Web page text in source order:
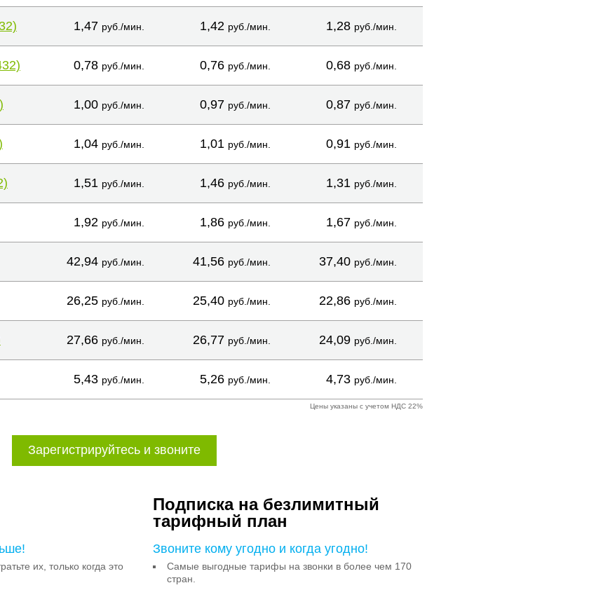
1,47 руб./мин. 1,42 руб./мин. 1,28 руб./мин.
0,78 руб./мин. 0,76 руб./мин. 0,68 руб./мин.
1,00 руб./мин. 0,97 руб./мин. 0,87 руб./мин.
1,04 руб./мин. 1,01 руб./мин. 0,91 руб./мин.
1,51 руб./мин. 1,46 руб./мин. 1,31 руб./мин.
1,92 руб./мин. 1,86 руб./мин. 1,67 руб./мин.
42,94 руб./мин. 41,56 руб./мин. 37,40 руб./мин.
26,25 руб./мин. 25,40 руб./мин. 22,86 руб./мин.
27,66 руб./мин. 26,77 руб./мин. 24,09 руб./мин.
5,43 руб./мин. 5,26 руб./мин. 4,73 руб./мин.
Цены указаны с учетом НДС 22%
Зарегистрируйтесь и звоните
их, только когда это
Подписка на безлимитный
тарифный план
Звоните кому угодно и когда угодно!
Самые выгодные тарифы на звонки в более чем 170
стран.